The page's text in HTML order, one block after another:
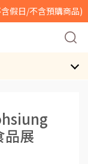
假日/不含預購商品)
品展